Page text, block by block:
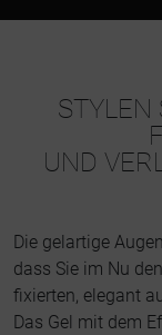
STYLEN
UND
Die gelartige
dass Sie im Nu
fixierten, elegant
Das Gel mit dem